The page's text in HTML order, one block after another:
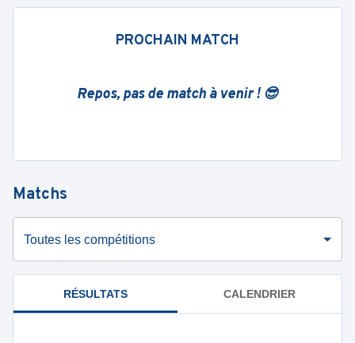
PROCHAIN MATCH
Repos, pas de match à venir ! 😎
Matchs
Toutes les compétitions
RÉSULTATS CALENDRIER